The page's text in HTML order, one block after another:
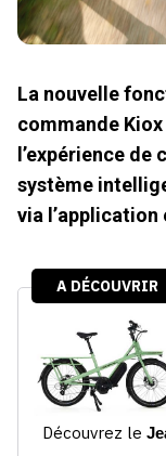
La nouvelle
commande
l’expérience
système
via l’application